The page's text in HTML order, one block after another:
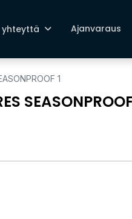
yhteyttä Ajanvaraus
1